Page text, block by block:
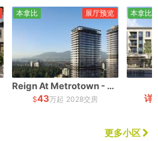
Reign At Metrotown - South Tower
$43万起 2028交房
本拿比 展厅预览
详
本拿比
更多小区